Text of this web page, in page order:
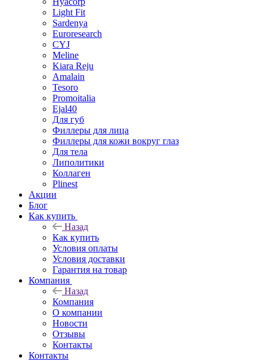
Light Fit
Sardenya
Euroresearch
CYJ
Meline
Kiara Reju
Amalain
Tesoro
Promoitalia
Ejal40
Для губ
Филлеры для лица
Филлеры для кожи вокруг глаз
Для тела
Липолитики
Коллаген
Plinest
Акции
Блог
Как купить
Назад
Как купить
Условия оплаты
Условия доставки
Гарантия на товар
Компания
Назад
Компания
О компании
Новости
Отзывы
Контакты
Контакты